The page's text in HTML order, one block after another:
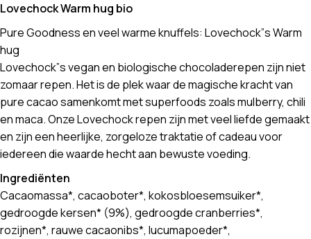
Lovechock Warm hug bio
Pure Goodness en veel warme knuffels: Lovechock”s Warm
hug
Lovechock”s vegan en biologische chocoladerepen zijn niet
zomaar repen. Het is de plek waar de magische kracht van
pure cacao samenkomt met superfoods zoals mulberry, chili
en maca. Onze Lovechock repen zijn met veel liefde gemaakt
en zijn een heerlijke, zorgeloze traktatie of cadeau voor
iedereen die waarde hecht aan bewuste voeding.
Ingrediënten
Cacaomassa*, cacaoboter*, kokosbloesemsuiker*,
gedroogde kersen* (9%), gedroogde cranberries*,
rozijnen*, rauwe cacaonibs*, lucumapoeder*,